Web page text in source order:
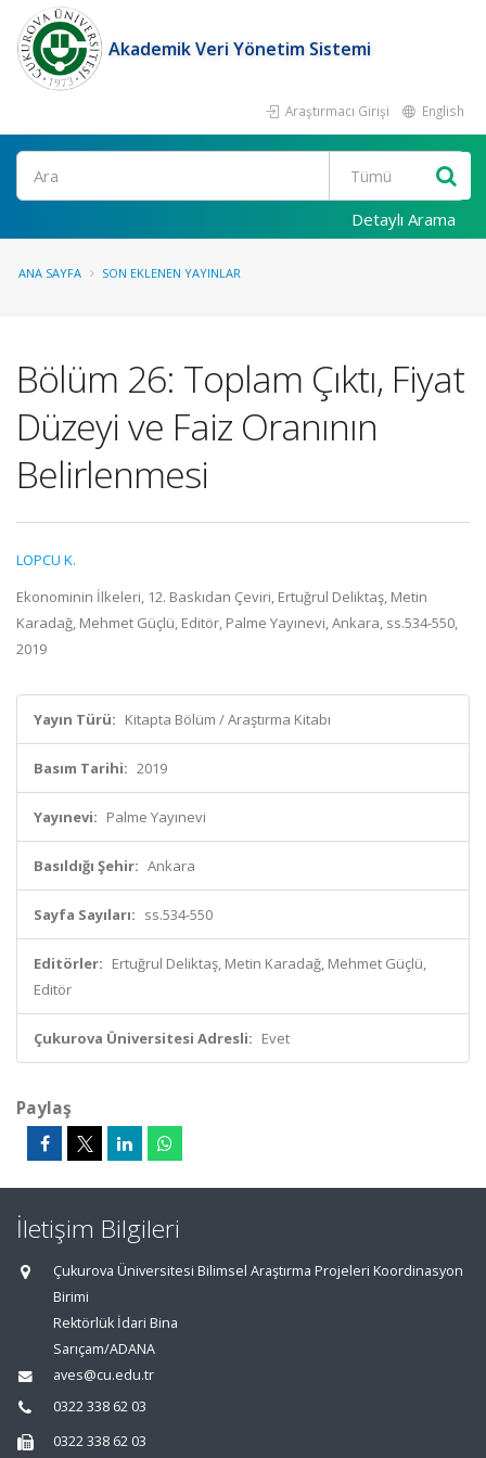
Akademik Veri Yönetim Sistemi
Araştırmacı Girişi English
Ara
Detaylı Arama
ANA SAYFA SON EKLENEN YAYINLAR
Bölüm 26: Toplam Çıktı, Fiyat
Düzeyi ve Faiz Oranının
Belirlenmesi
LOPCU K.
Ekonominin İlkeleri, 12. Baskıdan Çeviri, Ertuğrul Deliktaş, Metin
Karadağ, Mehmet Güçlü, Editör, Palme Yayınevi, Ankara, ss.534-550,
2019
Yayın Türü: Kitapta Bölüm / Araştırma Kitabı
Basım Tarihi: 2019
Yayınevi: Palme Yayınevi
Basıldığı Şehir: Ankara
Sayfa Sayıları: ss.534-550
Editörler: Ertuğrul Deliktaş, Metin Karadağ, Mehmet Güçlü,
Editör
Çukurova Üniversitesi Adresli: Evet
Paylaş
İletişim Bilgileri
Çukurova Üniversitesi Bilimsel Araştırma Projeleri Koordinasyon
Birimi
Rektörlük İdari Bina
Sarıçam/ADANA
aves@cu.edu.tr
0322 338 62 03
0322 338 62 03